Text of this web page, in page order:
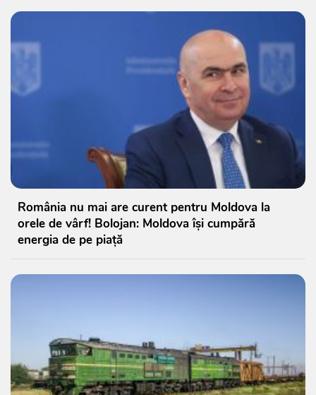
România nu mai are curent pentru Moldova la
orele de vârf! Bolojan: Moldova își cumpără
energia de pe piață